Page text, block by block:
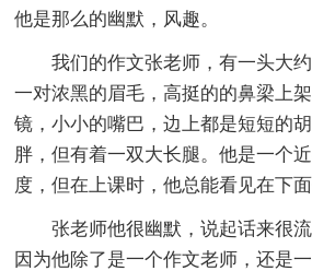
他是那么的幽默，风趣。
我们的作文张老师，有一头大
一对浓黑的眉毛，高挺的的鼻梁上
镜，小小的嘴巴，边上都是短短的
胖，但有着一双大长腿。他是一个
度，但在上课时，他总能看见在下
张老师他很幽默，说起话来很
因为他除了是一个作文老师，还是